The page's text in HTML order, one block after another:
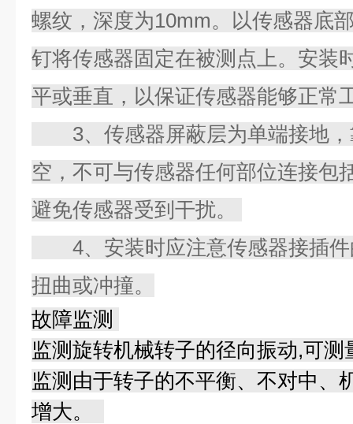
螺纹，深度为10mm。以传感器底
钉将传感器固定在被测点上。安装
平或垂直，以保证传感器能够正常
3、传感器屏蔽层为单端接地，
空，不可与传感器任何部位连接包
避免传感器受到干扰。
4、安装时应注意传感器接插件
扭曲或冲撞。
故障监测
监测旋转机械转子的径向振动,可
监测由于转子的不平衡、不对中、
增大。